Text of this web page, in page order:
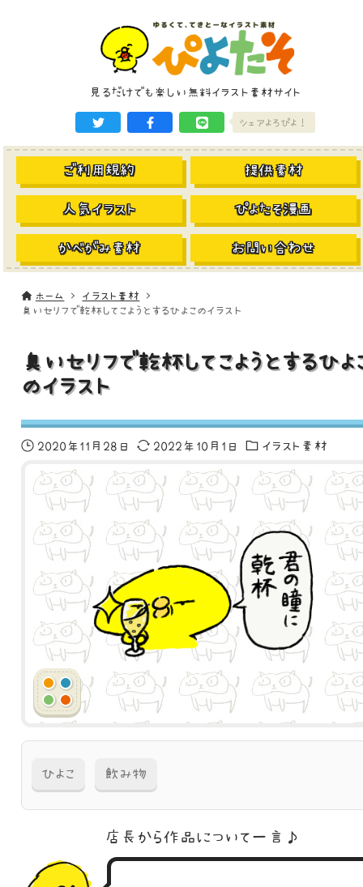
見るだけでも楽しい無料イラスト素材サイト
シェアよろぴよ！
ご利用規約 提供素材
人気イラスト ぴよたそ漫画
かべがみ素材 お問い合わせ
ホーム
イラスト素材
臭いセリフで乾杯してこようとするひよこのイラスト
臭いセリフで乾杯してこようとするひよ
のイラスト
2020年11月28日 2022年10月1日 イラスト素材
ひよこ 飲み物
店長から作品に ついて一言♪